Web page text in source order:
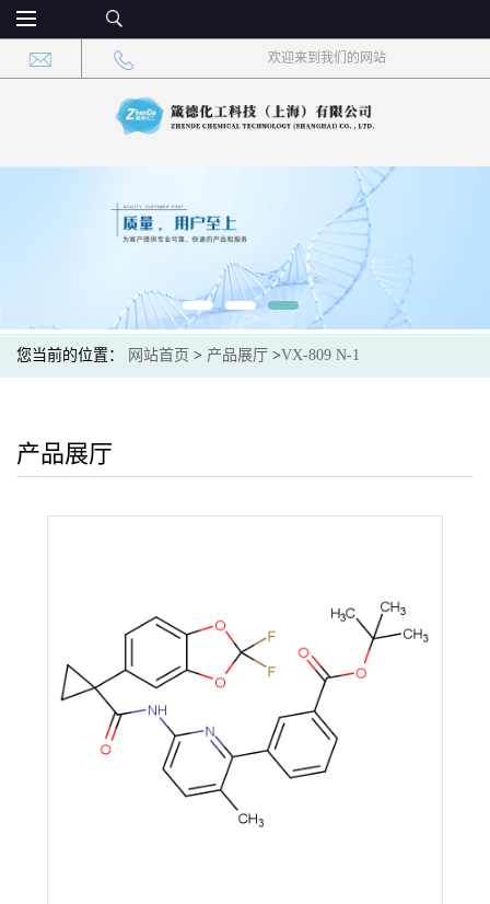
欢迎来到我们的网站
您当前的位置： 网站首页 > 产品展厅 >VX-809 N-1
产品展厅